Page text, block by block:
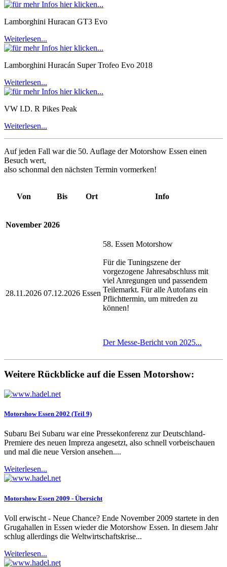
Lamborghini Huracan GT3 Evo
Weiterlesen...
Lamborghini Huracán Super Trofeo Evo 2018
Weiterlesen...
VW I.D. R Pikes Peak
Weiterlesen...
Auf jeden Fall war die 50. Auflage der Motorshow Essen einen
Besuch wert,
also schonmal den nächsten Termin vormerken!
Von Bis Ort Info
November 2026
28.11.2026 07.12.2026 Essen
58. Essen Motorshow
Für die Tuningszene der
vorgezogene Jahresabschluss mit
viel Anregungen und passendem
Teilemarkt. Für alle Autofans ein
Pflichttermin, um mitreden zu
können!
Der Messe-Bericht von 2025...
Weitere Rückblicke auf die Essen Motorshow:
Motorshow Essen 2002 (Teil 9)
Subaru Bei Subaru war eine Pressekonferenz zur Deutschland-
Premiere des neuen Impreza angesetzt, also schnell vorbeischauen
und mal die neue Version ansehen....
Weiterlesen...
Motorshow Essen 2009 - Übersicht
Voll erwischt - Neue Chance? Ende November 2009 startete in den
Grugahallen in Essen wieder die Motorshow Essen. In diesem Jahr
schlug allerdings die Weltwirtschaftskrise...
Weiterlesen...